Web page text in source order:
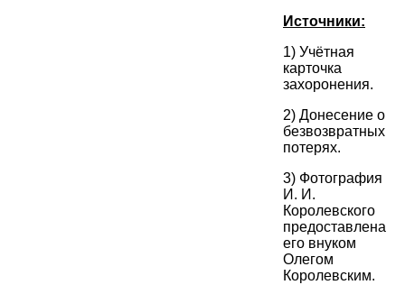
Источники:
1) Учётная
карточка
захоронения.
2) Донесение о
безвозвратных
потерях.
3) Фотография
И. И.
Королевского
предоставлена
его внуком
Олегом
Королевским.